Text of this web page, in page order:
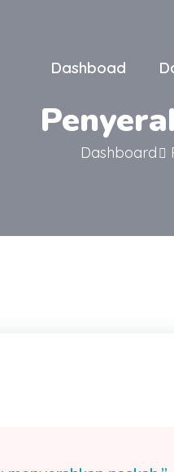
Dashboad
Dashboard